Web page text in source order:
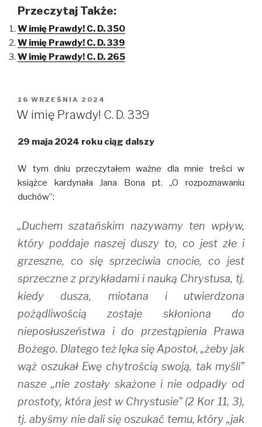
t
s
h
a
r
e
t
t
e
O
n
s
i
n
n
w
i
d
o
w
)
t
s
h
a
r
e
c
e
b
o
(
e
n
s
i
w
n
d
w
t
s
h
a
r
e
m
b
l
r
p
s
i
n
n
o
w
)
Przeczytaj Także:
W imię Prawdy! C. D. 350
W imię Prawdy! C. D. 339
W imię Prawdy! C. D. 265
OPUBLIKOWANE
W
16 WRZEŚNIA 2024
W imię Prawdy! C. D. 339
29 maja 2024 roku ciąg dalszy
W tym dniu przeczytałem ważne dla mnie treści w
książce kardynała Jana Bona pt. ,,O rozpoznawaniu
duchów”:
„Duchem szatańskim nazywamy ten wpływ,
który poddaje naszej duszy to, co jest złe i
grzeszne, co się sprzeciwia cnocie, co jest
sprzeczne z przykładami i nauką Chrystusa, tj.
kiedy dusza, miotana i utwierdzona
pożądliwością zostaje skłoniona do
nieposłuszeństwa i do przestąpienia Prawa
Bożego. Dlatego też lęka się Apostoł, „żeby jak
wąż oszukał Ewę chytrością swoją, tak myśli”
nasze „nie zostały skażone i nie odpadły od
prostoty, która jest w Chrystusie” (2 Kor 11, 3),
tj. abyśmy nie dali się oszukać temu, który „jak